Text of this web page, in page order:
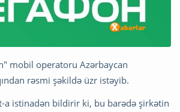
mobil operatoru Azərbaycan
rəsmi şəkildə üzr istəyib.
a istinadən bildirir ki, bu barədə şirkətin